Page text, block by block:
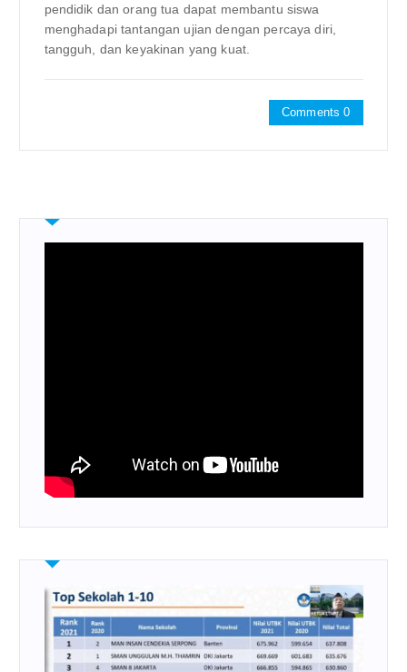
pendidik dan orang tua dapat membantu siswa
menghadapi tantangan ujian dengan percaya diri,
tangguh, dan keyakinan yang kuat.
Comments 0